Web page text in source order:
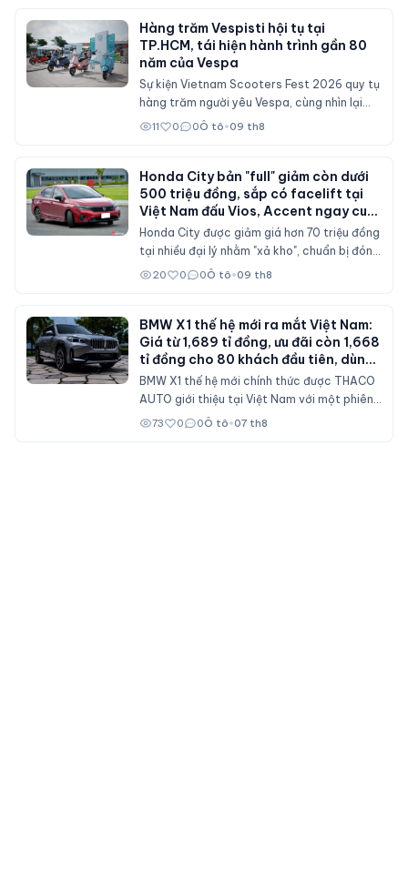
Hàng trăm Vespisti hội tụ tại
TP.HCM, tái hiện hành trình gần 80
năm của Vespa
Sự kiện Vietnam Scooters Fest 2026 quy tụ
hàng trăm người yêu Vespa, cùng nhìn lại
hành trình gần 80 năm của dòng xe Italy
11 0 0Ô tô•09 th8
Honda City bản "full" giảm còn dưới
500 triệu đồng, sắp có facelift tại
Việt Nam đấu Vios, Accent ngay cuối
năm nay?
Honda City được giảm giá hơn 70 triệu đồng
tại nhiều đại lý nhằm "xả kho", chuẩn bị đón
bản nâng cấp sau ba năm với nhiều chi tiết
20 0 0Ô tô•09 th8
BMW X1 thế hệ mới ra mắt Việt Nam:
Giá từ 1,689 tỉ đồng, ưu đãi còn 1,668
tỉ đồng cho 80 khách đầu tiên, dùng
máy 2.0 tăng áp 204 mã lực
BMW X1 thế hệ mới chính thức được THACO
AUTO giới thiệu tại Việt Nam với một phiên
bản sDrive20i. Mẫu SAV cỡ nhỏ được nâng
73 0 0Ô tô•07 th8